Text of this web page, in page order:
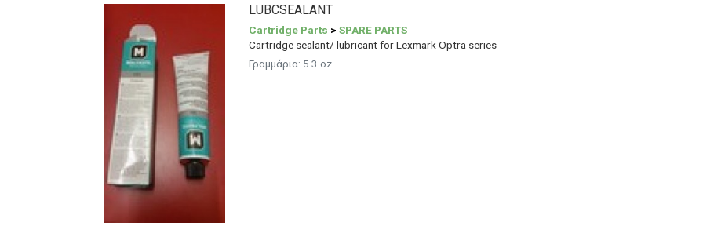
LUBCSEALANT
Cartridge Parts > SPARE PARTS
Cartridge sealant/ lubricant for Lexmark Optra series
Γραμμάρια: 5.3 oz.